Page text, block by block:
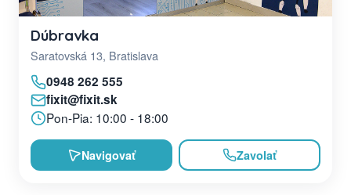
Dúbravka
Saratovská 13, Bratislava
0948 262 555
fixit@fixit.sk
Pon-Pia: 10:00 - 18:00
Navigovať Zavolať